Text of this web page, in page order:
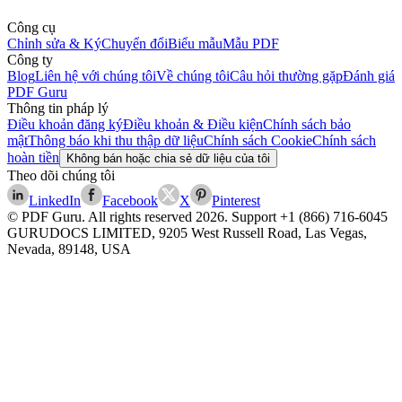
Công cụ
Chỉnh sửa & KýChuyển đổiBiểu mẫuMẫu PDF
Công ty
BlogLiên hệ với chúng tôiVề chúng tôiCâu hỏi thường gặpĐánh giá
PDF Guru
Thông tin pháp lý
Điều khoản đăng kýĐiều khoản & Điều kiệnChính sách bảo
mậtThông báo khi thu thập dữ liệuChính sách CookieChính sách
hoàn tiền
Không bán hoặc chia sẻ dữ liệu của tôi
Theo dõi chúng tôi
LinkedIn
Facebook X
Pinterest
© PDF Guru. All rights reserved 2026. Support+1 (866) 716-6045
GURUDOCS LIMITED, 9205 West Russell Road, Las Vegas,
Nevada, 89148, USA